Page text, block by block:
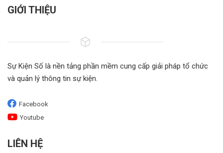
GIỚI THIỆU
Sự Kiện Số là nền tảng phần mềm cung cấp giải pháp tổ chức
và quản lý thông tin sự kiện.
Facebook
Youtube
LIÊN HỆ